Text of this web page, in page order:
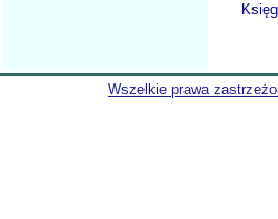
Wszelkie prawa